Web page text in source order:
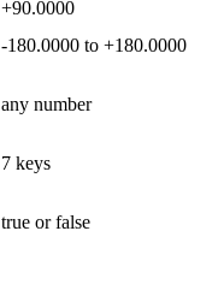
+90.0000
-180.0000 to +180.0000
any number
7 keys
true or false